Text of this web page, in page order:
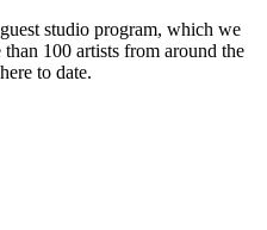
studio program, which we
100 artists from around the
to date.